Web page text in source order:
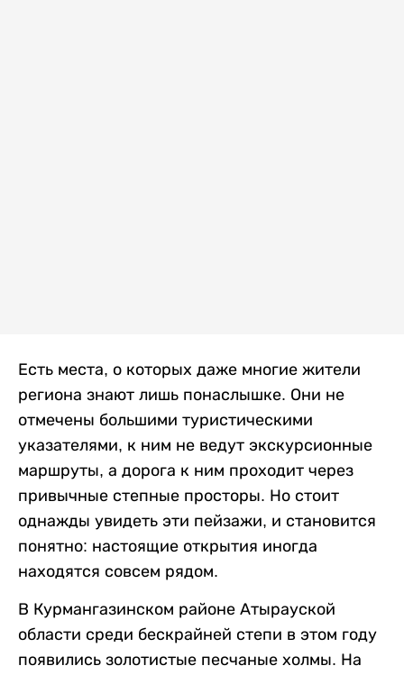
Есть места, о которых даже многие жители
региона знают лишь понаслышке. Они не
отмечены большими туристическими
указателями, к ним не ведут экскурсионные
маршруты, а дорога к ним проходит через
привычные степные просторы. Но стоит
однажды увидеть эти пейзажи, и становится
понятно: настоящие открытия иногда
находятся совсем рядом.
В Курмангазинском районе Атырауской
области среди бескрайней степи в этом году
появились золотистые песчаные холмы. На